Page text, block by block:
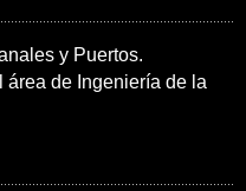
y Puertos.
área de Ingeniería de la